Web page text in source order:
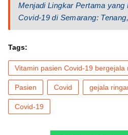
Menjadi Lingkar Pertama yang
Covid-19 di Semarang:
Tags:
Vitamin pasien Covid-19 bergejala
Pasien Covid gejala
Covid-19